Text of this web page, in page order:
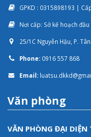
GPKD : 0315898193 |
Nơi cấp: Sở kế hoạch đầu
25/1C Nguyễn Hậu, P.
Phone: 0916 557 868
Email:
Văn phòng
VĂN PHÒNG ĐẠI